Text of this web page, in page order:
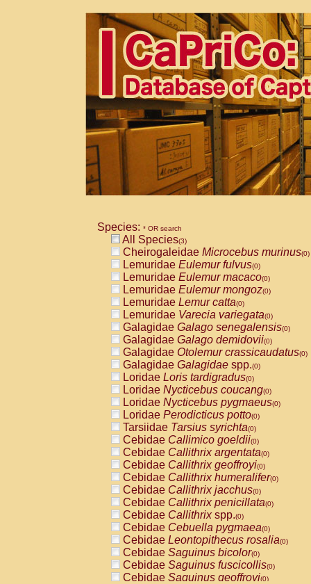
Species: * OR search
All Species(3)
Cheirogaleidae Microcebus murinus(0)
Lemuridae Eulemur fulvus(0)
Lemuridae Eulemur macaco(0)
Lemuridae Eulemur mongoz(0)
Lemuridae Lemur catta(0)
Lemuridae Varecia variegata(0)
Galagidae Galago senegalensis(0)
Galagidae Galago demidovii(0)
Galagidae Otolemur crassicaudatus(0)
Galagidae Galagidae spp.(0)
Loridae Loris tardigradus(0)
Loridae Nycticebus coucang(0)
Loridae Nycticebus pygmaeus(0)
Loridae Perodicticus potto(0)
Tarsiidae Tarsius syrichta(0)
Cebidae Callimico goeldii(0)
Cebidae Callithrix argentata(0)
Cebidae Callithrix geoffroyi(0)
Cebidae Callithrix humeralifer(0)
Cebidae Callithrix jacchus(0)
Cebidae Callithrix penicillata(0)
Cebidae Callithrixspp.(0)
Cebidae Cebuella pygmaea(0)
Cebidae Leontopithecus rosalia(0)
Cebidae Saguinus bicolor(0)
Cebidae Saguinus fuscicollis(0)
Cebidae Saguinus geoffroyi(0)